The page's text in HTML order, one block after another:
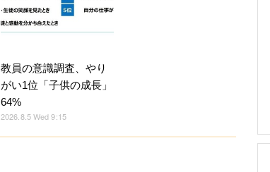
教員の意識調査、やり
がい1位「子供の成長」
64%
2026.8.5 Wed 9:15